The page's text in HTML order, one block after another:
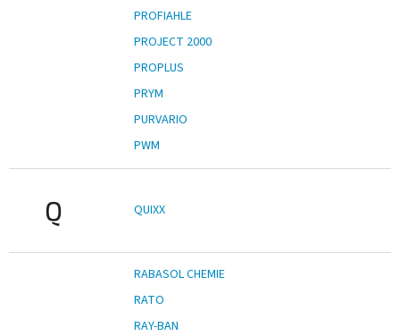
PROFIAHLE
PROJECT 2000
PROPLUS
PRYM
PURVARIO
PWM
Q QUIXX
RABASOL CHEMIE
RATO
RAY-BAN